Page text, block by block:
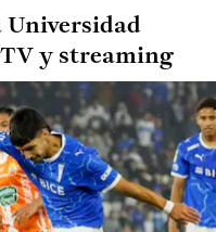
Universidad
y streaming